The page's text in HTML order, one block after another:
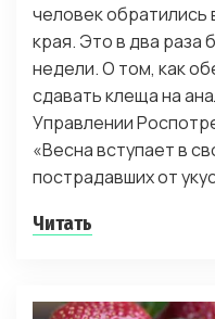
человек обратились
края. Это в два раза
недели. О том, как
сдавать клеща на
Управлении
«Весна вступает в
пострадавших от
Читать